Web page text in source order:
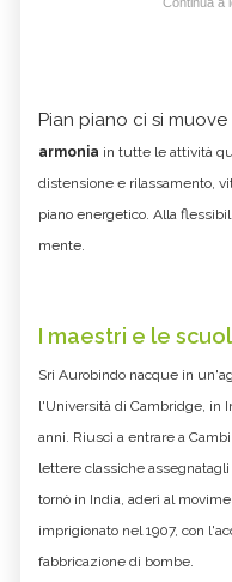
Pian piano ci si
armonia in tutte le attività
distensione e rilassamento,
piano energetico. Alla
mente.
I maestri e le
Sri Aurobindo nacque in
l'Università di Cambridge, in
anni. Riuscì a entrare a
lettere classiche assegnatagli
tornò in India, aderì al
imprigionato nel 1907, con
fabbricazione di bombe.